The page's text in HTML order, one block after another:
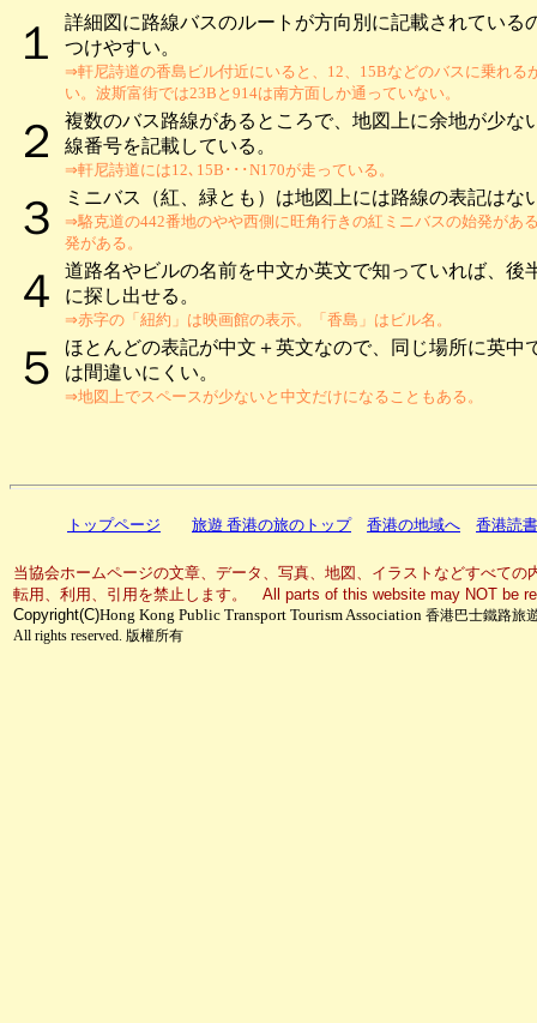
１
詳細図に路線バスのルートが方向別に記載されている
つけやすい。
⇒軒尼詩道の香島ビル付近にいると、12、15Bなどのバスに乗れ
い。波斯富街では23Bと914は南方面しか通っていない。
２
複数のバス路線があるところで、地図上に余地が少な
線番号を記載している。
⇒軒尼詩道には12､15B･･･N170が走っている。
３ ミニバス（紅、緑とも）は地図上には路線の表記は
⇒駱克道の442番地のやや西側に旺角行きの紅ミニバスの始発があ
発がある。
４
道路名やビルの名前を中文か英文で知っていれば、後
に探し出せる。
⇒赤字の「紐約」は映画館の表示。「香島」はビル名。
５
ほとんどの表記が中文＋英文なので、同じ場所に英
は間違いにくい。
⇒地図上でスペースが少ないと中文だけになることもある。
トップページ 旅遊 香港の旅のトップ 香港の地域へ 香港読
当協会ホームページの文章、データ、写真、地図、イラストなどすべて
転用、利用、引用を禁止します。 All parts of this website may NOT be
Copyright(C)Hong Kong Public Transport Tourism Association 香港巴士鐵路旅
All rights reserved. 版權所有